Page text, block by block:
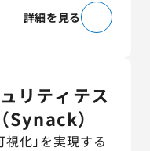
詳細を見る
リティテス
Synack）
視化」を実現する